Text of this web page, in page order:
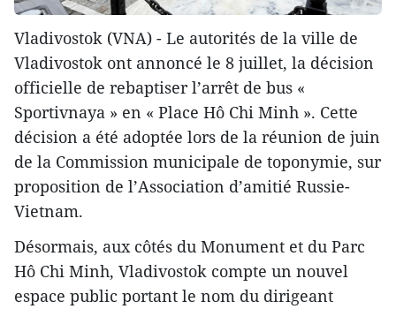
Vladivostok (VNA) - Le autorités de la ville de
Vladivostok ont annoncé le 8 juillet, la décision
officielle de rebaptiser l’arrêt de bus «
Sportivnaya » en « Place Hô Chi Minh ». Cette
décision a été adoptée lors de la réunion de juin
de la Commission municipale de toponymie, sur
proposition de l’Association d’amitié Russie-
Vietnam.
Désormais, aux côtés du Monument et du Parc
Hô Chi Minh, Vladivostok compte un nouvel
espace public portant le nom du dirigeant